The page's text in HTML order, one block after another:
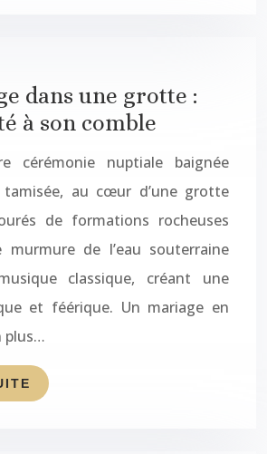
dans une grotte :
à son comble
cérémonie nuptiale baignée
tamisée, au cœur d’une grotte
de formations rocheuses
murmure de l’eau souterraine
classique, créant une
et féérique. Un mariage en
plus…